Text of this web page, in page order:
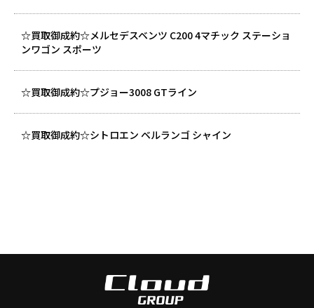
☆買取御成約☆メルセデスベンツ C200 4マチック ステーショ
ンワゴン スポーツ
☆買取御成約☆プジョー3008 GTライン
☆買取御成約☆シトロエン ベルランゴ シャイン